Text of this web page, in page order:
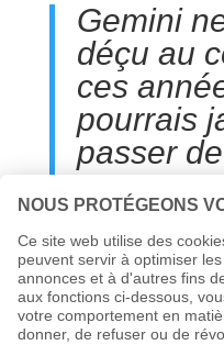
Gemini
déçu au
ces
pourrais
passer